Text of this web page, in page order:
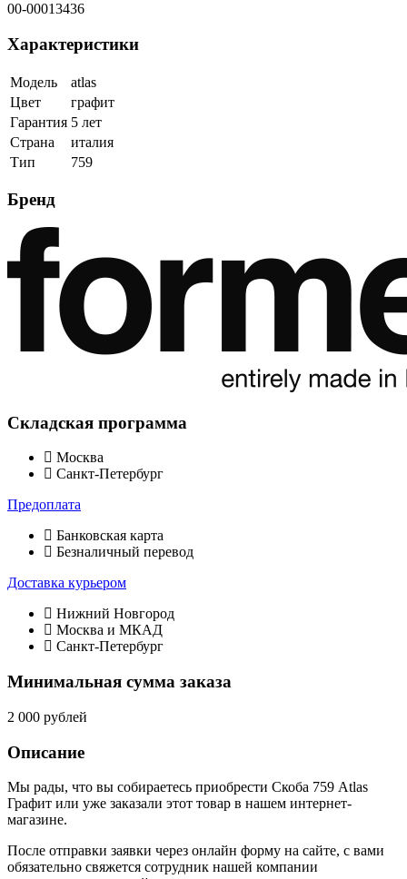
00-00013436
Характеристики
Модель
atlas
Цвет
графит
Гарантия 5 лет
Страна
италия
Тип
759
Бренд
Складская программа
Москва
Санкт-Петербург
Предоплата
Банковская карта
Безналичный перевод
Доставка курьером
Нижний Новгород
Москва и МКАД
Санкт-Петербург
Минимальная сумма заказа
2 000 рублей
Описание
Мы рады, что вы собираетесь приобрести Скоба 759 Atlas
Графит или уже заказали этот товар в нашем интернет-
магазине.
После отправки заявки через онлайн форму на сайте, с вами
обязательно свяжется сотрудник нашей компании